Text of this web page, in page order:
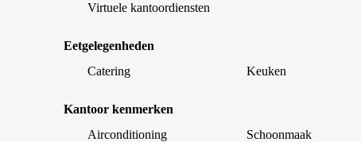
Virtuele kantoordiensten
Eetgelegenheden
Catering
Keuken
Kantoor kenmerken
Airconditioning
Schoonmaak